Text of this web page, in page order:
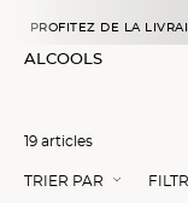
PROFITEZ DE LA
ALCOOLS
19 articles
TRIER PAR